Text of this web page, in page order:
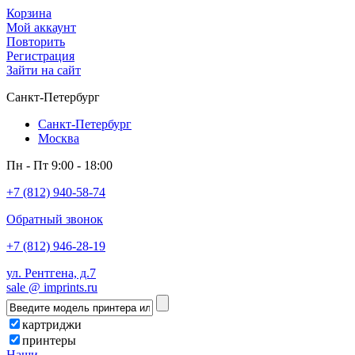
Корзина
Мой аккаунт
Повторить
Регистрация
Зайти на сайт
Санкт-Петербург
Санкт-Петербург
Москва
Пн - Пт 9:00 - 18:00
+7 (812) 940-58-74
Обратный звонок
+7 (812) 946-28-19
ул. Рентгена, д.7
sale @ imprints.ru
картриджи
принтеры